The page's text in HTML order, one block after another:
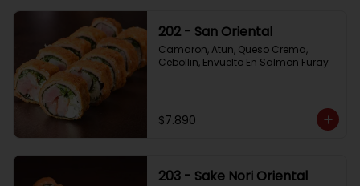
202 - San Oriental
Camaron, Atun, Queso Crema,
Cebollin, Envuelto En Salmon Furay
$7.890
203 - Sake Nori Oriental